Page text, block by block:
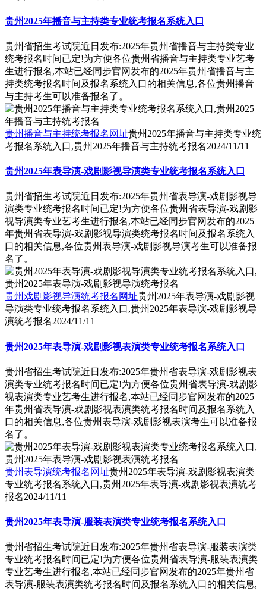
贵州2025年播音与主持类专业统考报名系统入口
贵州省招生考试院近日发布:2025年贵州省播音与主持类专业
统考报名时间已定!为方便各位贵州省播音与主持类专业艺考
生进行报名,本站已经同步官网发布的2025年贵州省播音与主
持类统考报名时间及报名系统入口的相关信息,各位贵州播音
与主持考生可以准备报名了。
贵州播音与主持统考报名网址贵州2025年播音与主持类专业统
考报名系统入口,贵州2025年播音与主持统考报名2024/11/11
贵州2025年表导演-戏剧影视导演类专业统考报名系统入口
贵州省招生考试院近日发布:2025年贵州省表导演-戏剧影视导
演类专业统考报名时间已定!为方便各位贵州省表导演-戏剧影
视导演类专业艺考生进行报名,本站已经同步官网发布的2025
年贵州省表导演-戏剧影视导演类统考报名时间及报名系统入
口的相关信息,各位贵州表导演-戏剧影视导演考生可以准备报
名了。
贵州戏剧影视导演统考报名网址贵州2025年表导演-戏剧影视
导演类专业统考报名系统入口,贵州2025年表导演-戏剧影视导
演统考报名2024/11/11
贵州2025年表导演-戏剧影视表演类专业统考报名系统入口
贵州省招生考试院近日发布:2025年贵州省表导演-戏剧影视表
演类专业统考报名时间已定!为方便各位贵州省表导演-戏剧影
视表演类专业艺考生进行报名,本站已经同步官网发布的2025
年贵州省表导演-戏剧影视表演类统考报名时间及报名系统入
口的相关信息,各位贵州表导演-戏剧影视表演考生可以准备报
名了。
贵州表导演统考报名网址贵州2025年表导演-戏剧影视表演类
专业统考报名系统入口,贵州2025年表导演-戏剧影视表演统考
报名2024/11/11
贵州2025年表导演-服装表演类专业统考报名系统入口
贵州省招生考试院近日发布:2025年贵州省表导演-服装表演类
专业统考报名时间已定!为方便各位贵州省表导演-服装表演类
专业艺考生进行报名,本站已经同步官网发布的2025年贵州省
表导演-服装表演类统考报名时间及报名系统入口的相关信息,